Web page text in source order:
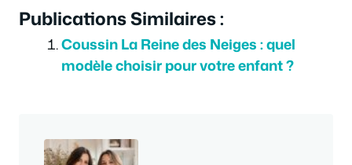
Publications Similaires :
Coussin La Reine des Neiges : quel
modèle choisir pour votre enfant ?